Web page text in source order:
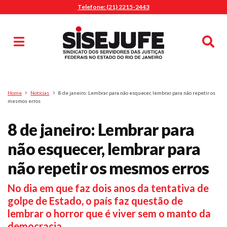
Telefone: (21) 2215-2443
Pesquisa
Home Notícias
8 de janeiro: Lembrar para não esquecer, lembrar para não repetir os
mesmos erros
8 de janeiro: Lembrar para
não esquecer, lembrar para
não repetir os mesmos erros
No dia em que faz dois anos da tentativa de
golpe de Estado, o país faz questão de
lembrar o horror que é viver sem o manto da
MENU
Sindicalize-se
Jurídico
O Sindicato
Agenda
Casa do Alto
Nossos Convênios
Gympass Wellhub
Seguro Auto